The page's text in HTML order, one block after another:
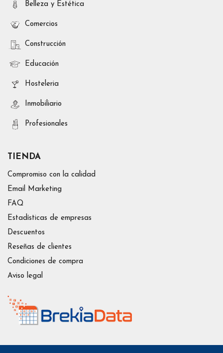
Belleza y Estética
Comercios
Construcción
Educación
Hosteleria
Inmobiliario
Profesionales
TIENDA
Compromiso con la calidad
Email Marketing
FAQ
Estadísticas de empresas
Descuentos
Reseñas de clientes
Condiciones de compra
Aviso legal